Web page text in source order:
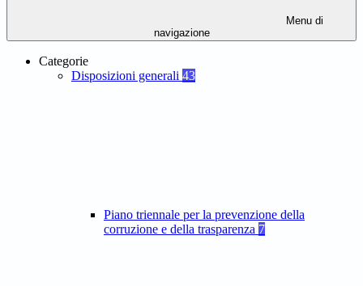
Menu di
navigazione
Categorie
Disposizioni generali 43
Piano triennale per la prevenzione della
corruzione e della trasparenza 7